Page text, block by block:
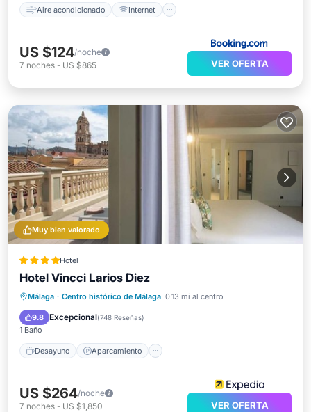
Aire acondicionado Internet
US $124/noche
7 noches - US $865 VER OFERTA
Muy bien valorado
Hotel
Hotel Vincci Larios Diez
Málaga · Centro histórico de Málaga 0.13 mi al centro
9.8 Excepcional(748 Reseñas)
1 Baño
Desayuno Aparcamiento
Desayuno
Aparcamiento
Aire acondicionado
US $264/noche
7 noches - US $1,850 VER OFERTA